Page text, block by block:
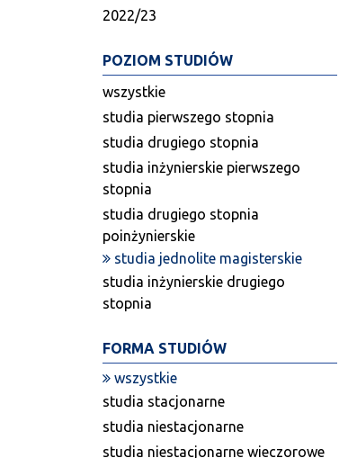
2022/23
POZIOM STUDIÓW
wszystkie
studia pierwszego stopnia
studia drugiego stopnia
studia inżynierskie pierwszego
stopnia
studia drugiego stopnia
poinżynierskie
studia jednolite magisterskie
studia inżynierskie drugiego
stopnia
FORMA STUDIÓW
wszystkie
studia stacjonarne
studia niestacjonarne
studia niestacjonarne wieczorowe